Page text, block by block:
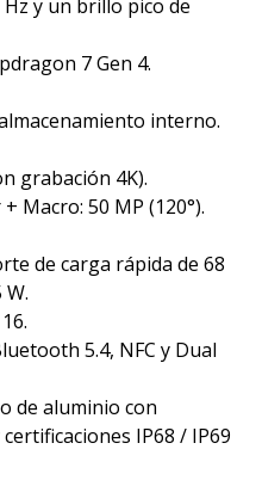
y un brillo pico de
7 Gen 4.
interno.
grabación 4K).
Macro: 50 MP (120°).
de carga rápida de 68
5.4, NFC y Dual
de aluminio con
IP68 / IP69